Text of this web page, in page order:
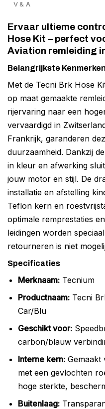
V & A
Ervaar ultieme
Hose Kit – perfect
Aviation remleiding
Belangrijkste Kenmerken
Met de Tecni Brk Hose
op maat gemaakte
rijervaring naar een
vervaardigd in
Frankrijk, garanderen
duurzaamheid. Dankzij
in kleur en afwerking
jouw motor en stijl. De
installatie en afstelling
Teflon kern en
optimale remprestaties
leidingen worden
retourneren is niet
Specificaties
Merknaam:Tecnium
Productnaam:Tecni
Car/Blu
Geschikt voor:
carbon/blauw
Interne kern:Gemaakt
met een gevlochten
hoge sterkte,
Buitenlaag: